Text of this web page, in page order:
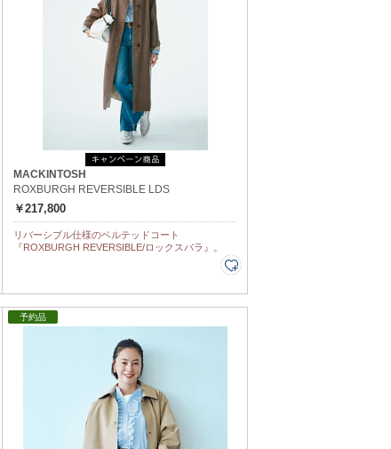
MACKINTOSH
ROXBURGH REVERSIBLE LDS
￥217,800
リバーシブル仕様のベルテッドコート
『ROXBURGH REVERSIBLE/ロックスバラ』。
予約品